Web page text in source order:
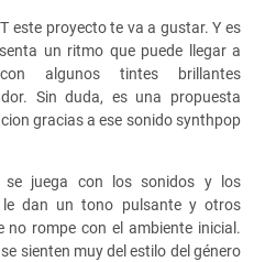
este proyecto te va a gustar. Y es
un ritmo que puede llegar a
algunos tintes brillantes
Sin duda, es una propuesta
gracias a ese sonido synthpop
juega con los sonidos y los
le dan un tono pulsante y otros
rompe con el ambiente inicial.
sienten muy del estilo del género